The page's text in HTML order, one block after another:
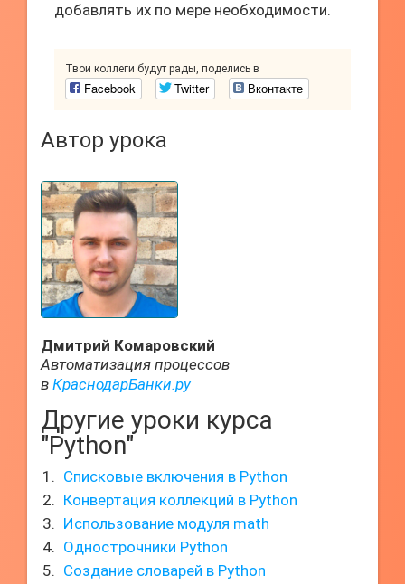
добавлять их по мере необходимости.
Твои коллеги будут рады, поделись в
Facebook Twitter Вконтакте
Автор урока
Дмитрий Комаровский
Автоматизация процессов
в КраснодарБанки.ру
Другие уроки курса
"Python"
Списковые включения в Python
Конвертация коллекций в Python
Использование модуля math
Однострочники Python
Создание словарей в Python